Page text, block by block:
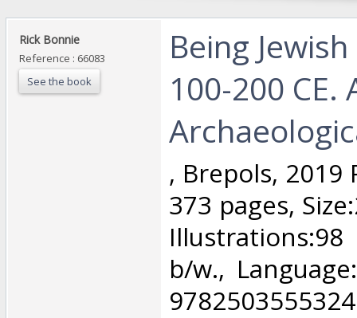
‎Rick Bonnie‎
Reference : 66083
See the book
‎Being
100-200 CE.
‎, Brepols, 2019
373 pages,
b/w.,